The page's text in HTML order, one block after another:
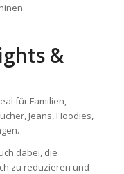
&
für Familien,
Jeans, Hoodies,
dabei, die
zu reduzieren und